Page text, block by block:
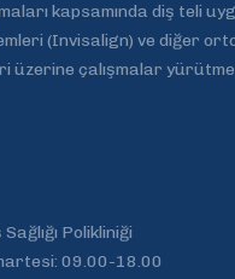
kapsamında diş teli
(Invisalign) ve diğer
üzerine çalışmalar
Polikliniği
09.00-18.00